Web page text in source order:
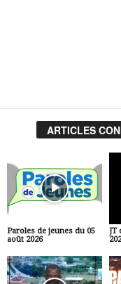
ARTICLES
Paroles de jeunes du 05
août 2026
JT